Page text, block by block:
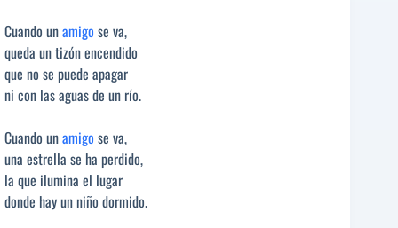
Cuando unamigo se va,
queda un tizón encendido
que no se puede apagar
ni con las aguas de un río.
Cuando unamigo se va,
una estrella se ha perdido,
la que ilumina el lugar
donde hay un niño dormido.